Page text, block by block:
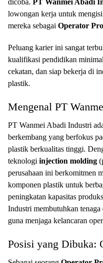
dicoba. PT Wanmei Abadi
lowongan kerja untuk
mereka sebagai Operator
Peluang karier ini sangat
kualifikasi pendidikan
cekatan, dan siap bekerja di
plastik.
Mengenal PT
PT Wanmei Abadi Industri
berkembang yang berfokus
plastik berkualitas tinggi.
teknologi injection molding
perusahaan ini berkomitmen
komponen plastik untuk
peningkatan kapasitas
Industri membutuhkan
guna menjaga kelancaran
Posisi yang Dibuka: